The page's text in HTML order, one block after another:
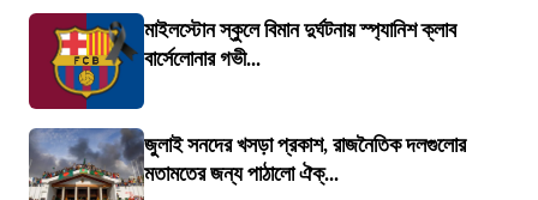
মাইলস্টোন স্কুলে বিমান দুর্ঘটনায় স্প্যানিশ ক্লাব
বার্সেলোনার গভী...
জুলাই সনদের খসড়া প্রকাশ, রাজনৈতিক দলগুলোর
মতামতের জন্য পাঠালো ঐক্...